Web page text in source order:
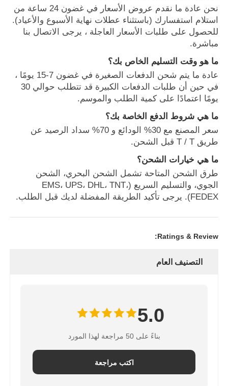
ترحيل الحالة الصلبة
هوائي اتصالات
موصل
شريحة إدارة الطاقة
نحن عادة ما نقدم عروض الأسعار في غضون 24 ساعة من
استلام استفسارك (باستثناء عطلات نهاية الأسبوع والأعياد).
للحصول على طلبات الأسعار العاجلة ، يرجى الاتصال بنا
مباشرة.
ما هو وقت التسليم الخاص بك؟
عادة ما يتم شحن الدفعات الصغيرة في غضون 7-15 يومًا ،
في حين أن طلبات الدفعات الكبيرة قد تتطلب حوالي 30
يومًا اعتمادًا على كمية الطلب والموسم.
ما هي شروط الدفع الخاصة بك؟
سعر المصنع مع 30% الودائع و 70% سداد الرصيد عن
طريق T / T قبل الشحن.
ما هي خيارات الشحن؟
طرق الشحن المتاحة تشمل الشحن البحري، الشحن
الجوي، والتسليم السريع (EMS، UPS، DHL، TNT،
FEDEX). يرجى تأكيد الطريقة المفضلة لديك قبل الطلب.
Ratings & Review:
التصنيف العام
5.0
بناءً على 50 مراجعة لهذا المورد
اكتب مراجعة